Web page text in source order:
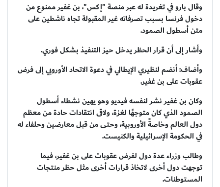
وقال بارو في تغريدة له عبر منصة "إكس"، بن غفير ممنوع من
دخول فرنسا بسبب تصرفاته غير المقبولة تجاه ناشطين على
متن أسطول الصمود.
وأشار إلى أن قرار الحظر يدخل حيز التنفيذ بشكل فوري.
وأضاف: أنضم لنظيري الإيطالي في دعوة الاتحاد الأوروبي إلى فرض
عقوبات على بن غفير.
وكان بن غفير نشر لنفسه فيديو وهو يهين نشطاء أسطول
الصمود الذي كان متوجهًا لغزة، ولاقى انتقادات حادة من معظم
دول العالم وخاصةً الأوروبية، وحتى من قبل معارضين وحلفاء له
في الحكومة الإسرائيلية والكنيست.
وطالب وزراء عدة دول لفرض عقوبات على بن غفير، فيما
توجهت دول أخرى لاتخاذ قرارات أخرى مثل حظر منتجات
المستوطنات.